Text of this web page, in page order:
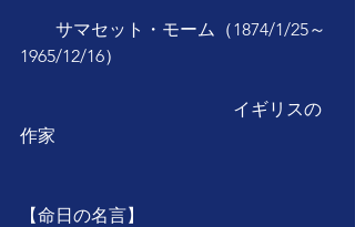
サマセット・モーム（1874/1/25～
1965/12/16）
イギリスの
作家
【命日の名言】